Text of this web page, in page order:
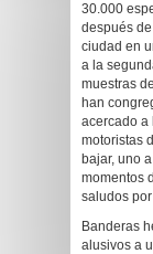
30.000
después
ciudad en
a la
muestras
han
acercado a
motoristas
bajar, uno
momentos
saludos
Banderas
alusivos a